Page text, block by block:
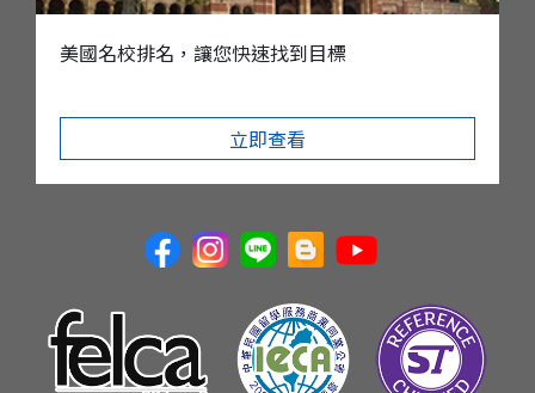
美國名校排名，讓您快速找到目標
立即查看